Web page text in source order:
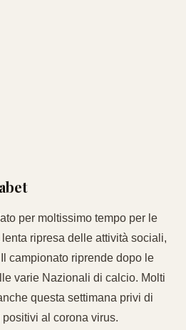
per moltissimo tempo per le
ripresa delle attività sociali,
campionato riprende dopo le
varie Nazionali di calcio. Molti
questa settimana privi di
al corona virus.